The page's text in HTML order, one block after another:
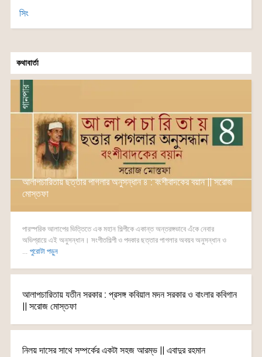
সিং
কথাবার্তা
আলাপচারিতায় ছত্তার পাগলার অনুসন্ধান ৪ : বংশীবাদকের বয়ান || সরোজ
মোস্তফা
পারস্পরিক আলাপের ভিত্তিতে এক মহান শিল্পীকে একান্ত অন্তরঙ্গভাবে এঁকে নেবার
অভিপ্রায়ে এই অনুসন্ধান। সংগীতশিল্পী ও পদকার ছত্তার পাগলার অবয়ব অনুসন্ধান ও
পুরোটা পড়ুন
আলাপচারিতায় যতীন সরকার : প্রসঙ্গ কবিয়াল মদন সরকার ও বাংলার কবিগান
|| সরোজ মোস্তফা
নিলয় দাসের সাথে সম্পর্কের একটা সহজ আরম্ভ || এবাদুর রহমান